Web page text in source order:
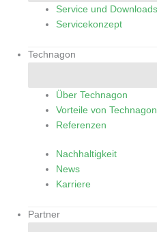
Service und Downloads
Servicekonzept
Technagon
Über Technagon
Vorteile von Technagon
Referenzen
Nachhaltigkeit
News
Karriere
Partner